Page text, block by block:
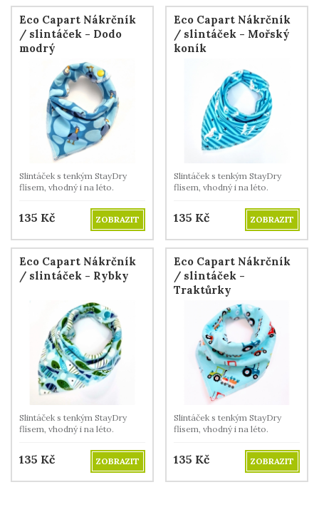
Eco Capart Nákrčník
/ slintáček - Dodo
modrý
Slintáček s tenkým StayDry
flísem, vhodný i na léto.
135 Kč ZOBRAZIT
Eco Capart Nákrčník
/ slintáček - Mořský
koník
Slintáček s tenkým StayDry
flísem, vhodný i na léto.
135 Kč ZOBRAZIT
Eco Capart Nákrčník
/ slintáček - Rybky
Slintáček s tenkým StayDry
flísem, vhodný i na léto.
135 Kč ZOBRAZIT
Eco Capart Nákrčník
/ slintáček -
Traktůrky
Slintáček s tenkým StayDry
flísem, vhodný i na léto.
135 Kč ZOBRAZIT